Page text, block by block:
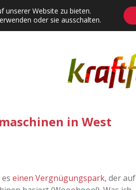
Adventskalender Dropdown-Menü öffnen
in West
einen Vergnügungspark, der auf
unserer Website zu bieten.
oder sie ausschalten.